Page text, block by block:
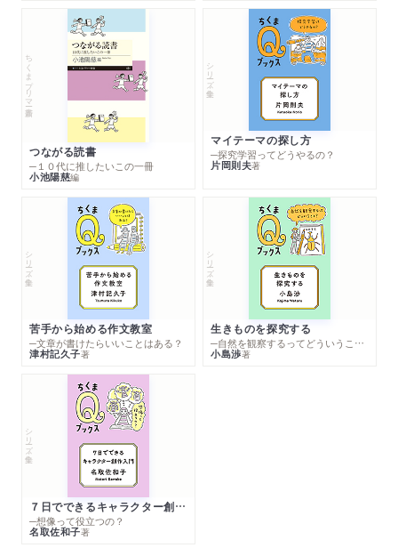
ちくまプリマー新書
つながる読書
─１０代に推したいこの一冊
小池陽慈編
シリーズ・全集
マイテーマの探し方
─探究学習ってどうやるの？
片岡則夫著
シリーズ・全集
苦手から始める作文教室
─文章が書けたらいいことはある？
津村記久子著
シリーズ・全集
生きものを探究する
─自然を観察するってどういうこと？
小島渉著
シリーズ・全集
７日でできるキャラクター創作入門
─想像って役立つの？
名取佐和子著